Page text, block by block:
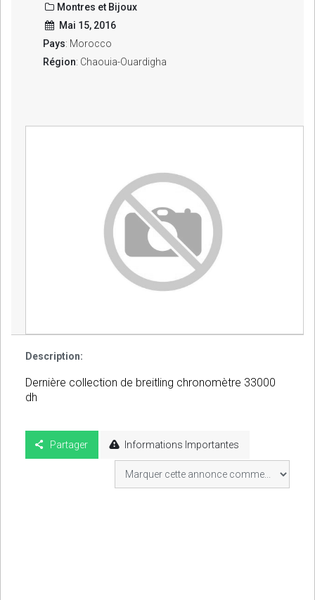
Montres et Bijoux
Mai 15, 2016
Pays: Morocco
Région: Chaouia-Ouardigha
Description:
Dernière collection de breitling chronomètre 33000
dh
Partager Informations Importantes